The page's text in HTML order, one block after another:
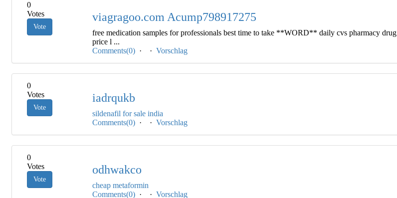
0
Votes
Vote
viagragoo.com Acump798917275
free medication samples for professionals best time to take **WORD** daily cvs pharmacy drug
price l ...
Comments(0) · ·Vorschlag
0
Votes
Vote
iadrqukb
sildenafil for sale india
Comments(0) · ·Vorschlag
0
Votes
Vote
odhwakco
cheap metaformin
Comments(0) · ·Vorschlag